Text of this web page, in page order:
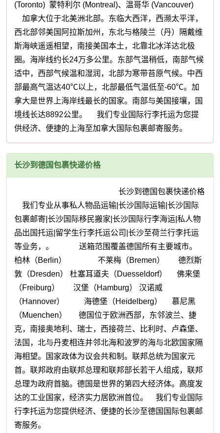
(Toronto) 蒙特利尔 (Montreal)、温哥华 (Vancouver)
加拿大位于北美洲北部。东临大西洋，西濒太平洋，
西北部邻美国阿拉斯加州，东北与格陵兰（丹）隔戴维
斯海峡遥遥相望，南接美国本土，北靠北冰洋达北极
圈。海岸线约长24万多公里。东部气温稍低，南部气候
适中，西部气候温和湿润，北部为寒带苔原气候。中西
部最高气温达40℃以上，北部最低气温低至-60℃。加
拿大是世界上海岸线最长的国家。南部与美国接壤，国
境线长达8892公里。 我们专业国际行李托运为您提
供经济、便捷的上海至加拿大国际包裹邮寄服务。
长沙到德国包裹快递价格
长沙到德国包裹快递价格
我们专业从事私人物品运输|长沙国际运输|长沙国际
包裹邮寄|长沙国际移民搬家|长沙国际行李海运|私人物
品出国托运|留学生行李托运公司|长沙至荷兰行李托运
等业务，。 送箱范围覆盖德国所有主要城市。
柏林（Berlin） 不莱梅（Bremen） 德烈斯
敦（Dresden） 杜塞耳道夫（Duesseldorf） 佛来堡
（Freiburg） 汉堡（Hamburg） 汉诺威
（Hannover） 海德堡（Heidelberg） 慕尼黑
（Muenchen） 德国位于欧洲西部，东邻波兰、捷
克，南接奥地利、瑞士，西接荷兰、比利时、卢森堡、
法国，北与丹麦相连并邻北海和波罗的海与北欧国家隔
海相望。国家政体为议会共和制。联邦总统为国家元
首。联邦政府由联邦总理和联邦部长若干人组成，联邦
总理为政府首脑。德国是世界的第四大经济体。高度发
达的工业国家，经济实力居欧洲首位。 我们专业国际
行李托运为您提供经济、便捷的长沙至德国国际包裹邮
寄服务。